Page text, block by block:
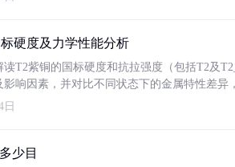
硬度及力学性能分析
读T2紫铜的国标硬度和抗拉强度（包括T2及
影响因素，并对比不同状态下的金属特性差异
日
少目